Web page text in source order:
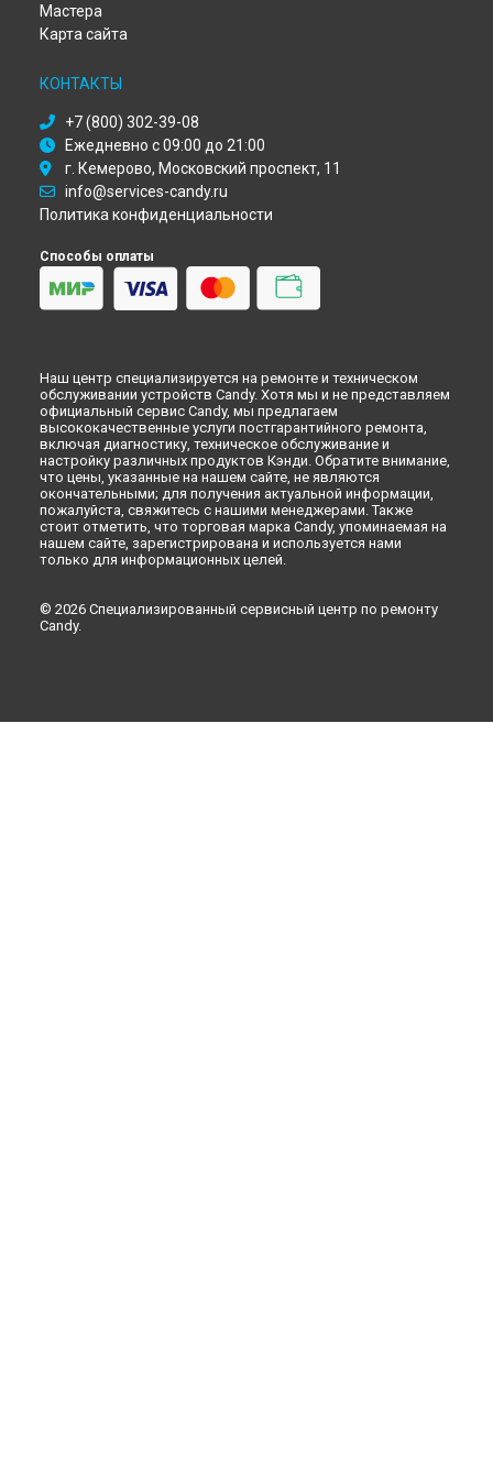
Ремонт микроволновой печи CMG 25 DCB Candy в
Ремонт микроволновой печи CMG 25 DCB Candy в
Ремонт микроволновой печи CMG 25 DCB Candy в
Ремонт микроволновой печи CMG 25 DCB Candy в
Ульяновске
Ремонт микроволновой печи CMG 25 DCB Candy в
Ремонт микроволновой печи CMG 25 DCB Candy в
Оренбурге
Ремонт микроволновой печи CMG 25 DCB Candy в
Ремонт микроволновой печи CMG 25 DCB Candy в
Новокузнецке
Ремонт микроволновой печи CMG 25 DCB Candy в
Ремонт микроволновой печи CMG 25 DCB Candy в
Набережных Челнах
Ремонт микроволновой печи CMG 25 DCB Candy вЛипецке
Мастера
Карта сайта
КОНТАКТЫ
+7 (800) 302-39-08
Ежедневно с 09:00 до 21:00
г. Кемерово, Московский проспект, 11
info@services-candy.ru
Политика конфиденциальности
Способы оплаты
Наш центр специализируется на ремонте и техническом
обслуживании устройств Candy. Хотя мы и не представляем
официальный сервис Candy, мы предлагаем
высококачественные услуги постгарантийного ремонта,
включая диагностику, техническое обслуживание и
настройку различных продуктов Кэнди. Обратите внимание,
что цены, указанные на нашем сайте, не являются
окончательными; для получения актуальной информации,
пожалуйста, свяжитесь с нашими менеджерами. Также
стоит отметить, что торговая марка Candy, упоминаемая на
нашем сайте, зарегистрирована и используется нами
только для информационных целей.
© 2026 Специализированный сервисный центр по ремонту
Candy.